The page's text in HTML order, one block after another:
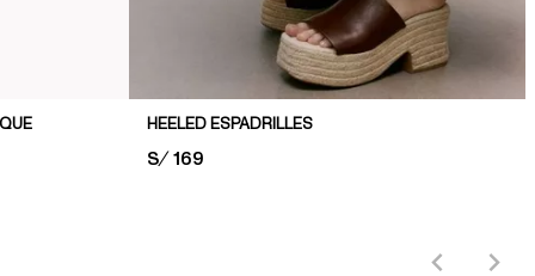
HEELED ESPADRILLES
PRICE:
S/ 169